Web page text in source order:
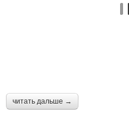
читать дальше →